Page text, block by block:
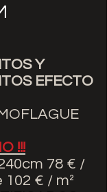
Y
EFECTO
!!!
78 € /
102 € / m²